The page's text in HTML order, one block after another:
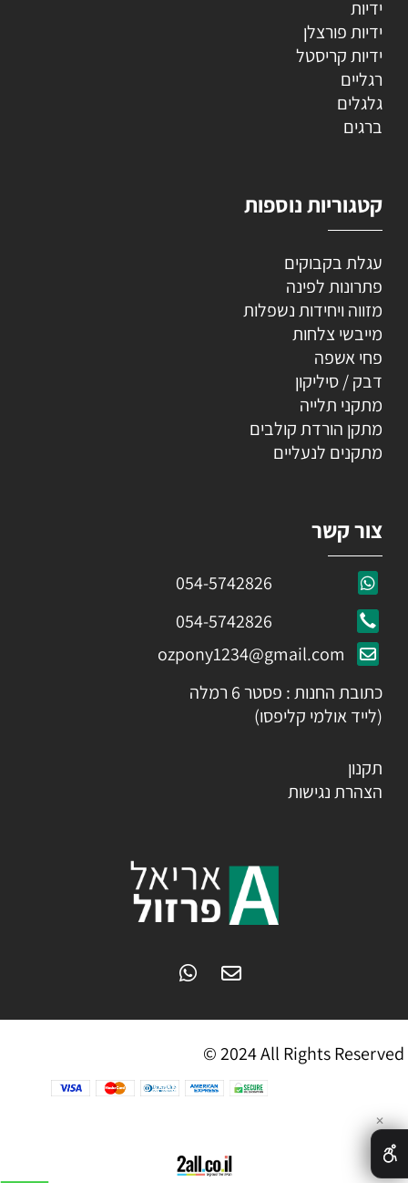
ידיות
ידיות פורצלן
ידיות קריסטל
רגליים
גלגלים
ברגים
קטגוריות נוספות
עגלת בקבוקים
פתרונות לפינה
מזווה ויחידות נשפלות
מייבשי צלחות
פחי אשפה
דבק / סיליקון
מתקני תלייה
מתקן הורדת קולבים
מתקנים לנעליים
צור קשר
054-5742826
054-5742826
ozpony1234@gmail.com
כתובת החנות : פסטר 6 רמלה
(לייד אולמי קליפסו)
תקנון
הצהרת נגישות
© 2024 All Rights Reserved
✕